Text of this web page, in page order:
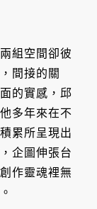
組空間卻彼
間接的關
的實感，邱
多年來在不
累所呈現出
企圖伸張台
作靈魂裡無